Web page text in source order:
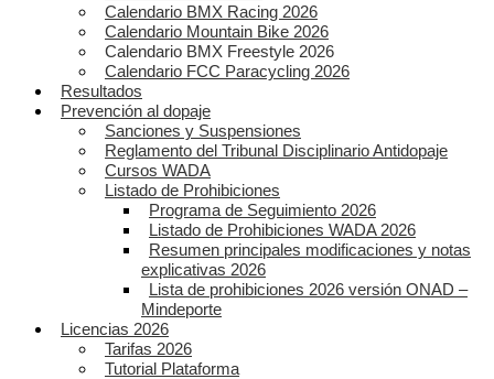
Calendario BMX Racing 2026
Calendario Mountain Bike 2026
Calendario BMX Freestyle 2026
Calendario FCC Paracycling 2026
Resultados
Prevención al dopaje
Sanciones y Suspensiones
Reglamento del Tribunal Disciplinario Antidopaje
Cursos WADA
Listado de Prohibiciones
Programa de Seguimiento 2026
Listado de Prohibiciones WADA 2026
Resumen principales modificaciones y notas
explicativas 2026
Lista de prohibiciones 2026 versión ONAD –
Mindeporte
Licencias 2026
Tarifas 2026
Tutorial Plataforma